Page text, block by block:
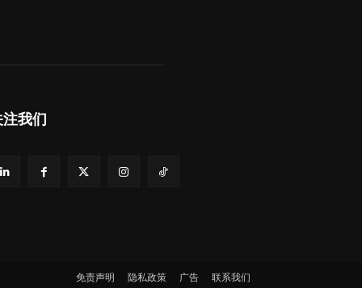
注我们
免责声明 隐私政策 广告 联系我们